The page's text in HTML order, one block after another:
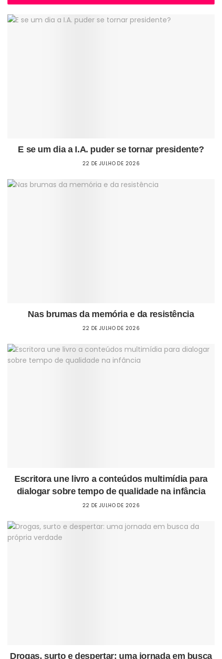
E se um dia a I.A. puder se tornar presidente?
22 DE JULHO DE 2026
Nas brumas da memória e da resistência
22 DE JULHO DE 2026
Escritora une livro a conteúdos multimídia para
dialogar sobre tempo de qualidade na infância
22 DE JULHO DE 2026
Drogas, surto e despertar: uma jornada em busca